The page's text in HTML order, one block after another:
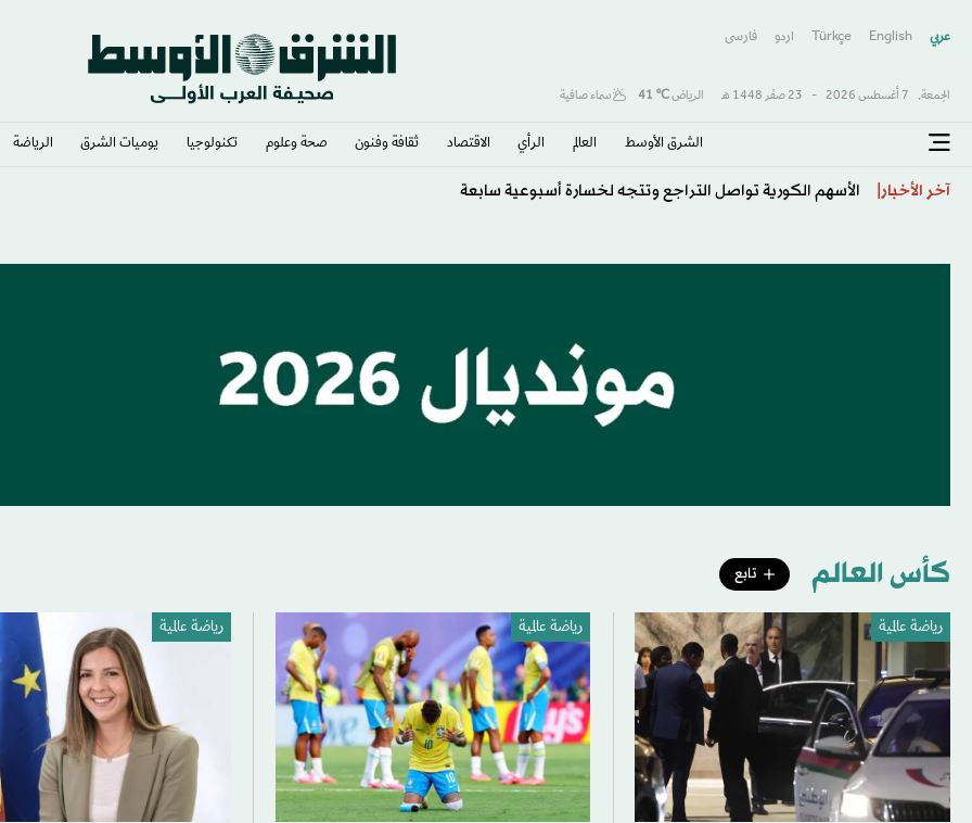
عربي English
Türkçe اردو فارسى
الجمعة, 7 أغسطس 2026 - 23 صفَر 1448 هـ الرياض℃
41 سماء صافية
الشرق الأوسط​ العالم الرأي الاقتصاد ثقافة وفنون صحة وعلوم تكنولوجيا يوميات الشرق​ الرياضة
آخر الأخبار اختراق طبي واعد... دراسة تحدد التوقيت الأمثل للعلاج الكيميائي بعد جراحة سرطان الدماغ
كأس العالم تابع
رياضة عالمية رياضة عالمية رياضة عالمية